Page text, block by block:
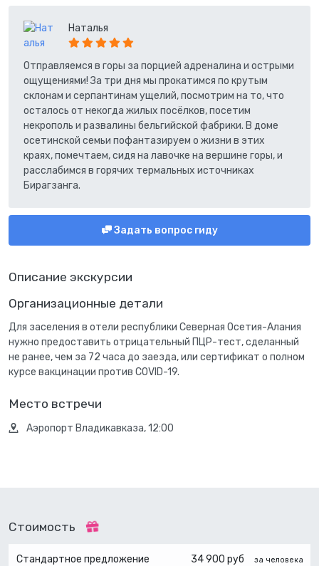
Описание экскурсии
Организационные детали
Для заселения в отели республики Северная Осетия-Алания
нужно предоставить отрицательный ПЦР-тест, сделанный
не ранее, чем за 72 часа до заезда, или сертификат о полном
курсе вакцинации против COVID-19.
Место встречи
Аэропорт Владикавказа, 12:00
Наталья
Отправляемся в горы за порцией адреналина и острыми
ощущениями! За три дня мы прокатимся по крутым
склонам и серпантинам ущелий, посмотрим на то, что
осталось от некогда жилых посёлков, посетим
некрополь и развалины бельгийской фабрики. В доме
осетинской семьи пофантазируем о жизни в этих
краях, помечтаем, сидя на лавочке на вершине горы, и
расслабимся в горячих термальных источниках
Бирагзанга.
Задать вопрос гиду
Стоимость
Стандартное предложение 34 900 руб за человека